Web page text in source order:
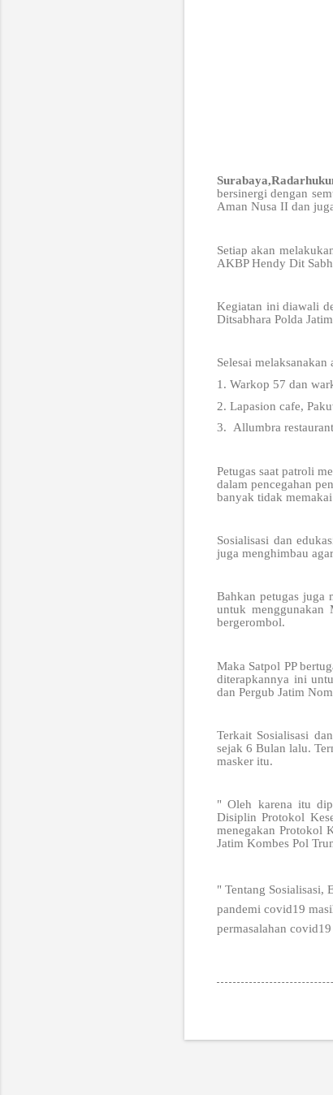
bersinergi dengan
Aman Nusa II dan
Setiap akan
AKBP Hendy Dit
Kegiatan ini diawali
Ditsabhara Polda
Selesai
1. Warkop 57 dan
2. Lapasion cafe,
3. Allumbra
Petugas saat patroli
dalam pencegahan
banyak tidak memakai
Sosialisasi dan
juga menghimbau
Bahkan petugas juga
untuk menggunakan
bergerombol.
Maka Satpol PP
diterapkannya ini
dan Pergub Jatim
Terkait Sosialisasi
sejak 6 Bulan lalu.
masker itu.
" Oleh karena itu
Disiplin Protokol
menegakan Protokol
Jatim Kombes Pol
" Tentang Sosialisasi,
pandemi covid19
permasalahan